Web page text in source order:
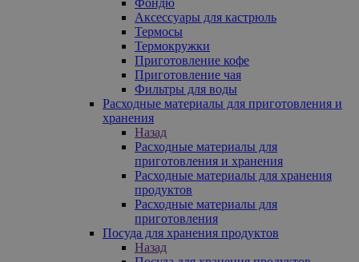
Аксессуары для кастрюль
Термосы
Термокружки
Приготовление кофе
Приготовление чая
Фильтры для воды
Расходные материалы для приготовления и
хранения
Назад
Расходные материалы для
приготовления и хранения
Расходные материалы для хранения
продуктов
Расходные материалы для
приготовления
Посуда для хранения продуктов
Назад